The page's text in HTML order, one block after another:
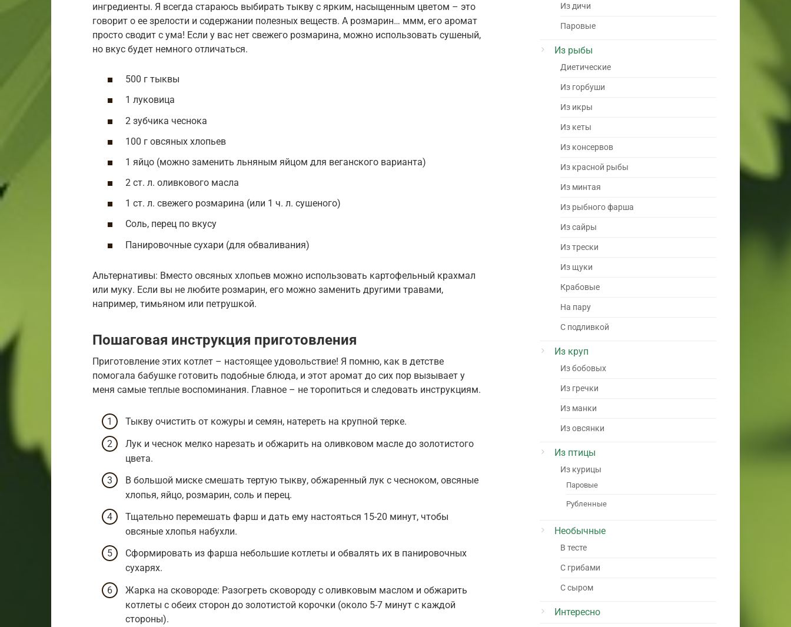
ингредиенты. Я всегда стараюсь выбирать тыкву с ярким, насыщенным цветом – это
говорит о ее зрелости и содержании полезных веществ. А розмарин… ммм, его аромат
просто сводит с ума! Если у вас нет свежего розмарина, можно использовать сушеный,
но вкус будет немного отличаться.
500 г тыквы
1 луковица
2 зубчика чеснока
100 г овсяных хлопьев
1 яйцо (можно заменить льняным яйцом для веганского варианта)
2 ст. л. оливкового масла
1 ст. л. свежего розмарина (или 1 ч. л. сушеного)
Соль, перец по вкусу
Панировочные сухари (для обваливания)
Альтернативы: Вместо овсяных хлопьев можно использовать картофельный крахмал
или муку. Если вы не любите розмарин, его можно заменить другими травами,
например, тимьяном или петрушкой.
Пошаговая инструкция приготовления
Приготовление этих котлет – настоящее удовольствие! Я помню, как в детстве
помогала бабушке готовить подобные блюда, и этот аромат до сих пор вызывает у
меня самые теплые воспоминания. Главное – не торопиться и следовать инструкциям.
Тыкву очистить от кожуры и семян, натереть на крупной терке.
Лук и чеснок мелко нарезать и обжарить на оливковом масле до золотистого
цвета.
В большой миске смешать тертую тыкву, обжаренный лук с чесноком, овсяные
хлопья, яйцо, розмарин, соль и перец.
Тщательно перемешать фарш и дать ему настояться 15-20 минут, чтобы
овсяные хлопья набухли.
Сформировать из фарша небольшие котлеты и обвалять их в панировочных
сухарях.
Жарка на сковороде: Разогреть сковороду с оливковым маслом и обжарить
котлеты с обеих сторон до золотистой корочки (около 5-7 минут с каждой
стороны).
Из дичи
Паровые
Из рыбы
Диетические
Из горбуши
Из икры
Из кеты
Из консервов
Из красной рыбы
Из минтая
Из рыбного фарша
Из сайры
Из трески
Из щуки
Крабовые
На пару
С подливкой
Из круп
Из бобовых
Из гречки
Из манки
Из овсянки
Из птицы
Из курицы
Паровые
Рубленные
Необычные
В тесте
С грибами
С сыром
Интересно